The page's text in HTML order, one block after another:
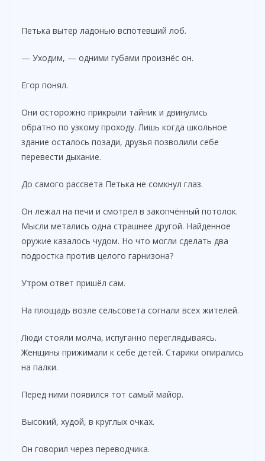
Петька вытер ладонью вспотевший лоб.
— Уходим, — одними губами произнёс он.
Егор понял.
Они осторожно прикрыли тайник и двинулись
обратно по узкому проходу. Лишь когда школьное
здание осталось позади, друзья позволили себе
перевести дыхание.
До самого рассвета Петька не сомкнул глаз.
Он лежал на печи и смотрел в закопчённый потолок.
Мысли метались одна страшнее другой. Найденное
оружие казалось чудом. Но что могли сделать два
подростка против целого гарнизона?
Утром ответ пришёл сам.
На площадь возле сельсовета согнали всех жителей.
Люди стояли молча, испуганно переглядываясь.
Женщины прижимали к себе детей. Старики опирались
на палки.
Перед ними появился тот самый майор.
Высокий, худой, в круглых очках.
Он говорил через переводчика.